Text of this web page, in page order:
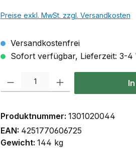
Preise exkl. MwSt. zzgl. Versandkosten
Versandkostenfrei
Sofort verfügbar, Lieferzeit: 3-4
Produkt Anzahl: Gib den gewünschten
Produktnummer: 1301020044
EAN: 4251770606725
Gewicht: 144 kg